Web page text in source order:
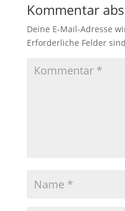
Kommentar
Deine E-Mail-Adresse
Erforderliche Felder